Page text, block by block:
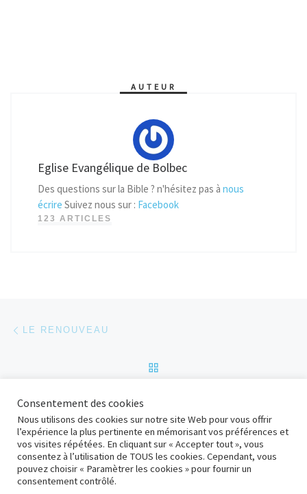
AUTEUR
Eglise Evangélique de Bolbec
Des questions sur la Bible ? n'hésitez pas à nous
écrire Suivez nous sur : Facebook
123 ARTICLES
Parcourir les articles
LE RENOUVEAU
DIEU N’EST PAS UN DIEU INSENSIBLE
© 2026adD Bolbec– Tous droits réservés
Propulsé parWP Thème Customizr
Consentement des cookies
Nous utilisons des cookies sur notre site Web pour vous offrir
l’expérience la plus pertinente en mémorisant vos préférences et
vos visites répétées. En cliquant sur « Accepter tout », vous
consentez à l’utilisation de TOUS les cookies. Cependant, vous
pouvez choisir « Paramètrer les cookies » pour fournir un
consentement contrôlé.